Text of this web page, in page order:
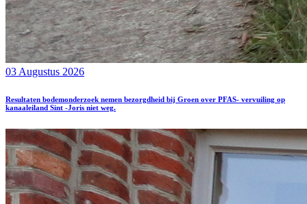
03 Augustus 2026
Resultaten bodemonderzoek nemen bezorgdheid bij Groen over PFAS- vervuiling op
kanaaleiland Sint -Joris niet weg.